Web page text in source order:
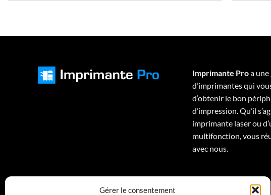
Gérer le consentement
Imprimante Proa une
d’imprimantes qui
d’obtenir le bon
d’impression. Qu’il
imprimante laser ou
multifonction, vous
avec nous.